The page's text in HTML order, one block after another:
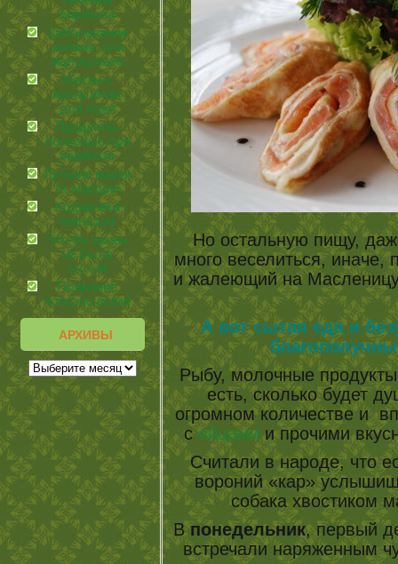
варикоза
Заболевание
анемия, или
малокровие
Маски с
желатином
для кожи
Продукты,
полезные при
варикозе
Лучшие маски
от морщин
Кодировка
гипнозом
Что бы кровь
не была
густой
Плавание
полезно всем!
АРХИВЫ
Но остальную пищу,
много веселиться,
и жалеющий на Масленицу
А вот сытая еда и
Рыбу, молочные
есть, сколько будет
огромном количестве и
с яйцами и прочими
Считали в народе, что
вороний «кар»
собака хвостиком
Впонедельник, первый
встречали наряженным